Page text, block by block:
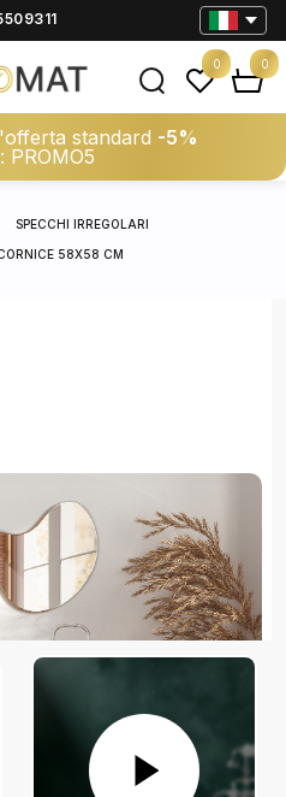
standard -5%
PROMO5
0 0
SPECCHI IRREGOLARI
58X58 CM